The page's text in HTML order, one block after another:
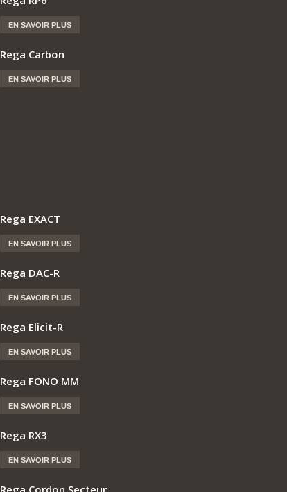
EN SAVOIR PLUS
Rega Carbon
EN SAVOIR PLUS
Rega EXACT
EN SAVOIR PLUS
Rega DAC-R
EN SAVOIR PLUS
Rega Elicit-R
EN SAVOIR PLUS
Rega FONO MM
EN SAVOIR PLUS
Rega RX3
EN SAVOIR PLUS
Rega Cordon Secteur